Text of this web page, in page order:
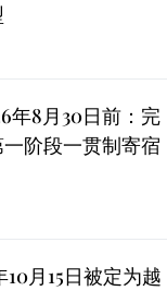
年8月30日前：完
阶段一贯制寄宿
10月15日被定为越